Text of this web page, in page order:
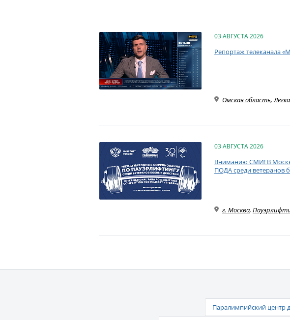
03 АВГУСТА 2026
Репортаж телеканала
Омская область,
03 АВГУСТА 2026
Вниманию СМИ! В
ПОДА среди ветеранов
г. Москва,
Паралимпийский центр